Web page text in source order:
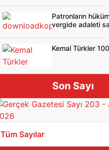
Patronların
vergide adaleti
Kemal Türkler
Son Sayı
Tüm Sayılar